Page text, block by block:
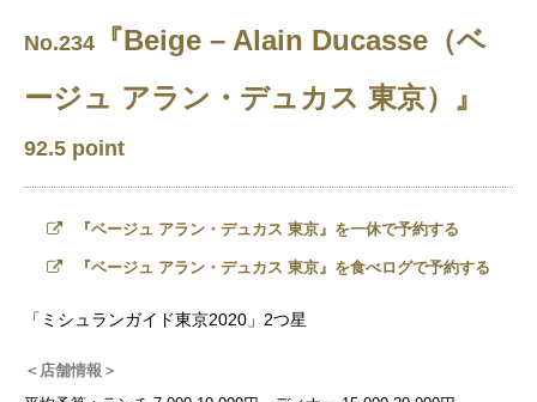
No.234
『Beige – Alain Ducasse（ベ
ージュ アラン・デュカス 東京）』
92.5 point
『ベージュ アラン・デュカス 東京』を一休で予約する
『ベージュ アラン・デュカス 東京』を食べログで予約する
「ミシュランガイド東京2020」2つ星
＜店舗情報＞